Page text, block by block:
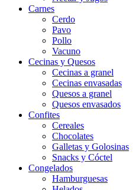
Carnes
Cerdo
Pavo
Pollo
Vacuno
Cecinas y Quesos
Cecinas a granel
Cecinas envasadas
Quesos a granel
Quesos envasados
Confites
Cereales
Chocolates
Galletas y Golosinas
Snacks y Cóctel
Congelados
Hamburguesas